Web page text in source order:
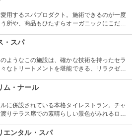
用するスパプロダクト。施術できるのが一度
所や、商品もひたすらオーガニックにこだわ
・スパ
ようなこの施設は、確かな技術を持ったセラ
なトリートメントを堪能できる、リラクゼー
米人やタイの有名人も来店しています。
ム・ナール
に併設されている本格タイレストラン。チャ
りテラス席での素晴らしい景色がみれるロケ
エンタル・スパ